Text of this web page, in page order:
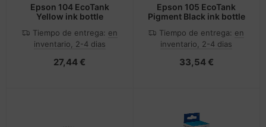
Epson 104 EcoTank
Yellow ink bottle
Tiempo de entrega: en
inventario, 2-4 dias
27,44 €
Epson 105 EcoTank
Pigment Black ink bottle
Tiempo de entrega: en
inventario, 2-4 dias
33,54 €